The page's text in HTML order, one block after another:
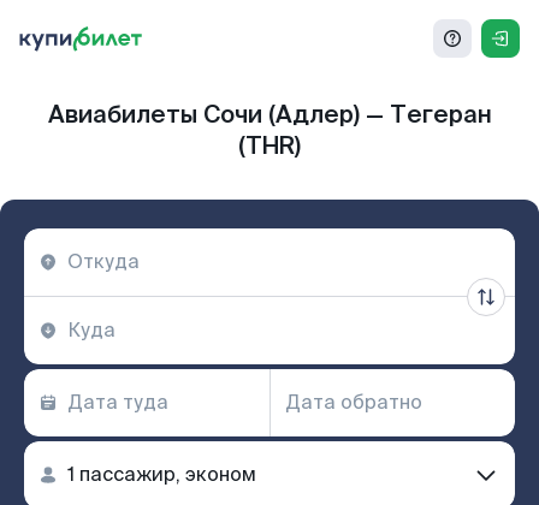
Авиабилеты Сочи (Адлер) — Тегеран
(THR)